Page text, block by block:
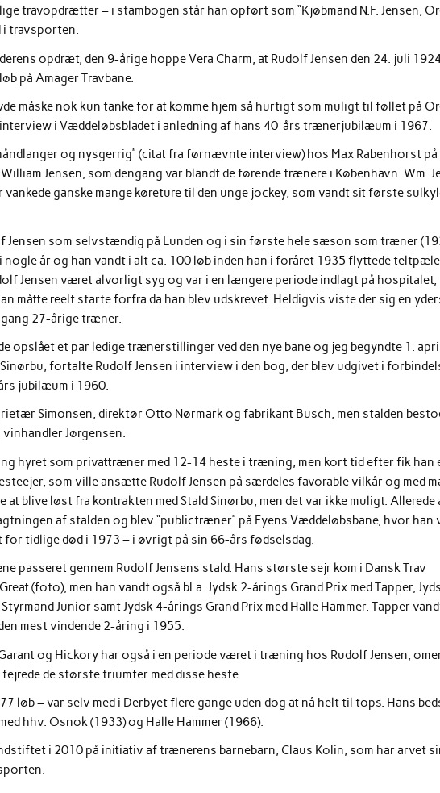
travopdrætter – i stambogen står han opført som “Kjøbmand N.F. Jensen,
i travsporten.
opdræt, den 9-årige hoppe Vera Charm, at Rudolf Jensen den 24. juli
på Amager Travbane.
måske nok kun tanke for at komme hjem så hurtigt som muligt til føllet på
interview i Væddeløbsbladet i anledning af hans 40-års trænerjubilæum i 1967.
og nysgerrig” (citat fra førnævnte interview) hos Max Rabenhorst på
Jensen, som dengang var blandt de førende trænere i København. Wm.
vankede ganske mange køreture til den unge jockey, som vandt sit første
Jensen som selvstændig på Lunden og i sin første hele sæson som træner
nogle år og han vandt i alt ca. 100 løb inden han i foråret 1935 flyttede
Jensen været alvorligt syg og var i en længere periode indlagt på hospitalet,
måtte reelt starte forfra da han blev udskrevet. Heldigvis viste der sig en
27-årige træner.
opslået et par ledige trænerstillinger ved den nye bane og jeg begyndte 1.
fortalte Rudolf Jensen i interview i den bog, der blev udgivet i
jubilæum i 1960.
Simonsen, direktør Otto Nørmark og fabrikant Busch, men stalden
Jørgensen.
hyret som privattræner med 12-14 heste i træning, men kort tid efter fik han
som ville ansætte Rudolf Jensen på særdeles favorable vilkår og med
blive løst fra kontrakten med Stald Sinørbu, men det var ikke muligt. Allerede
af stalden og blev “publictræner” på Fyens Væddeløbsbane, hvor han
tidlige død i 1973 – i øvrigt på sin 66-års fødselsdag.
passeret gennem Rudolf Jensens stald. Hans største sejr kom i Dansk Trav
(foto), men han vandt også bl.a. Jydsk 2-årings Grand Prix med Tapper,
Junior samt Jydsk 4-årings Grand Prix med Halle Hammer. Tapper
mest vindende 2-åring i 1955.
og Hickory har også i en periode været i træning hos Rudolf Jensen,
de største triumfer med disse heste.
løb – var selv med i Derbyet flere gange uden dog at nå helt til tops. Hans
hhv. Osnok (1933) og Halle Hammer (1966).
i 2010 på initiativ af trænerens barnebarn, Claus Kolin, som har arvet